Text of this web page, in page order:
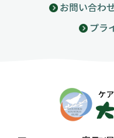
お問い合わ
プラ